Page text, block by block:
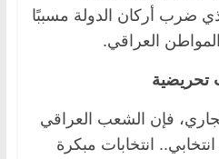
ضرب أركان الدولة مسببًا
العراقي.
تحريضية
فإن الشعب العراقي
انتخابات مبكرة